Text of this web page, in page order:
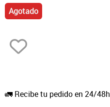
Agotado
🚛 Recibe tu pedido en 24/48h